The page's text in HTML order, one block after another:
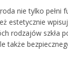
nie tylko pełni
estetycznie
rodzajów szkła
także